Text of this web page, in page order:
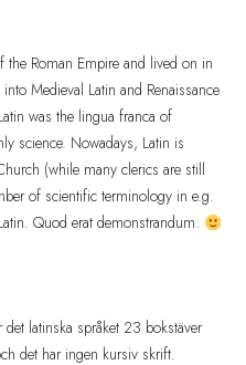
the Roman Empire and lived on in
Medieval Latin and Renaissance
was the lingua franca of
science. Nowadays, Latin is
(while many clerics are still
of scientific terminology in e.g.
Quod erat demonstrandum.
det latinska språket 23 bokstäver
det har ingen kursiv skrift.